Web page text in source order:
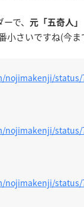
で、
元「五奇人」
小さいですね(今
status/
status/
status/